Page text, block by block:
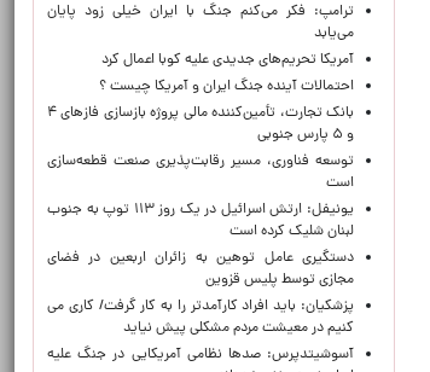
ترامپ: فکر می‌کنم جنگ با ایران خیلی زود پایان
می‌یابد
آمریکا تحریم‌های جدیدی علیه کوبا اعمال کرد
احتمالات آینده جنگ ایران و آمریکا چیست ؟
بانک تجارت، تأمین‌کننده مالی پروژه بازسازی فازهای ۴
و ۵ پارس جنوبی
توسعه فناوری، مسیر رقابت‌پذیری صنعت قطعه‌سازی
است
یونیفل: ارتش اسرائیل در یک روز ۱۱۳ توپ به جنوب
لبنان شلیک کرده است
دستگیری عامل توهین به زائران اربعین در فضای
مجازی توسط پلیس قزوین
پزشکیان: باید افراد کارآمدتر را به کار گرفت/ کاری می
کنیم در معیشت مردم مشکلی پیش نیاید
آسوشیتدپرس: صدها نظامی آمریکایی در جنگ علیه